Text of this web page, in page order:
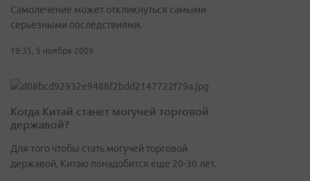
Самолечение может откликнуться самыми
серьезными последствиями.
19:35, 5 ноября 2009
Когда Китай станет могучей торговой
державой?
Для того чтобы стать могучей торговой
державой, Китаю понадобится еще 20-30 лет.